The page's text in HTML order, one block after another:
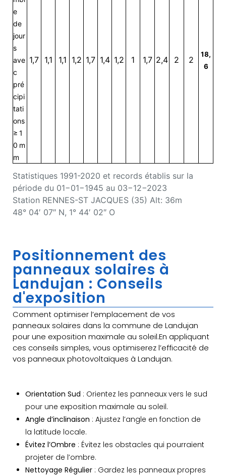
Statistiques 1991-2020 et records établis sur la
période du 01−01−1945 au 03−12−2023
Station RENNES-ST JACQUES (35) Alt: 36m
48° 04′ 07″ N, 1° 44′ 02″ O
e
de
jour
s
ave
c
pré
cipi
tati
ons
≥ 1
0 m
m
1,7 1,1 1,1 1,2 1,7 1,4 1,2 1 1,7 2,4 2 2
18,
6
Positionnement des
panneaux solaires à
Landujan : Conseils
d'exposition
Comment optimiser l’emplacement de vos
panneaux solaires dans la commune de Landujan
pour une exposition maximale au soleil.En appliquant
ces conseils simples, vous optimiserez l’efficacité de
vos panneaux photovoltaïques à Landujan.
Orientation Sud : Orientez les panneaux vers le sud
pour une exposition maximale au soleil.
Angle d’inclinaison : Ajustez l’angle en fonction de
la latitude locale.
Évitez l’Ombre : Évitez les obstacles qui pourraient
projeter de l’ombre.
Nettoyage Régulier : Gardez les panneaux propres